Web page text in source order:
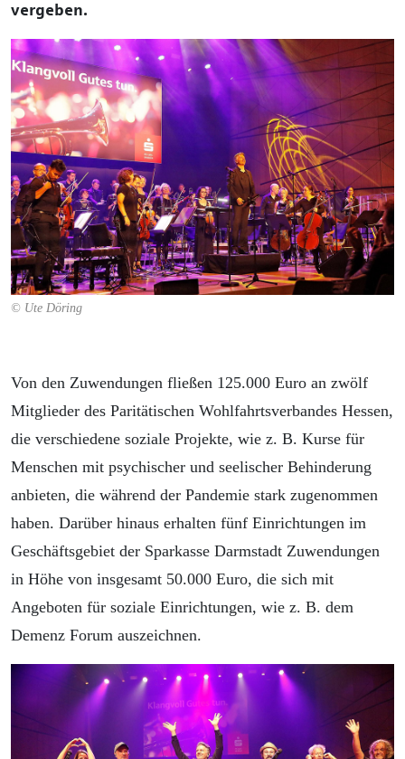
vergeben.
© Ute Döring
Von den Zuwendungen fließen 125.000 Euro an zwölf
Mitglieder des Paritätischen Wohlfahrtsverbandes Hessen,
die verschiedene soziale Projekte, wie z. B. Kurse für
Menschen mit psychischer und seelischer Behinderung
anbieten, die während der Pandemie stark zugenommen
haben. Darüber hinaus erhalten fünf Einrichtungen im
Geschäftsgebiet der Sparkasse Darmstadt Zuwendungen
in Höhe von insgesamt 50.000 Euro, die sich mit
Angeboten für soziale Einrichtungen, wie z. B. dem
Demenz Forum auszeichnen.